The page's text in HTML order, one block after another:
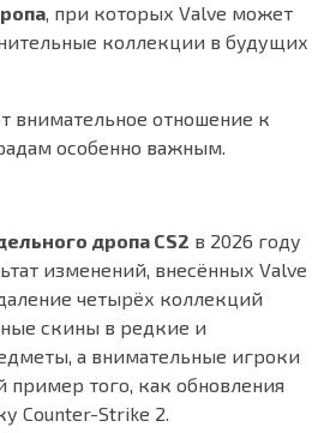
, при которых Valve может
коллекции в будущих
внимательное отношение к
особенно важным.
дропа CS2 в 2026 году
изменений, внесённых Valve
четырёх коллекций
скины в редкие и
а внимательные игроки
пример того, как обновления
Counter-Strike 2.